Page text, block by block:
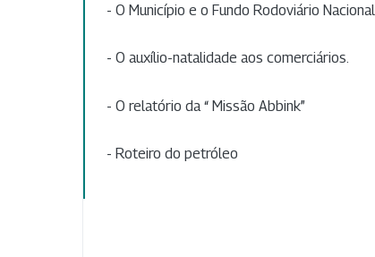
- O Município e o Fundo Rodoviário Nacional.
- O auxílio-natalidade aos comerciários.
- O relatório da “ Missão Abbink”
- Roteiro do petróleo